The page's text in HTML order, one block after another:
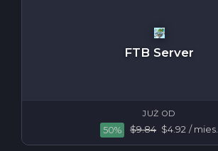
FTB Server
JUŻ OD
50% $9.84 $4.92 / mies.